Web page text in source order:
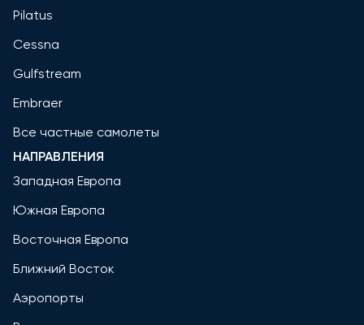
Pilatus
Cessna
Gulfstream
Embraer
Все частные самолеты
НАПРАВЛЕНИЯ
Западная Европа
Южная Европа
Восточная Европа
Ближний Восток
Аэропорты